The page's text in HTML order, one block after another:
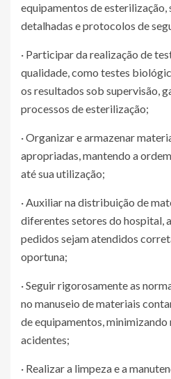
equipamentos de esterilização,
detalhadas e protocolos de
· Participar da realização de
qualidade, como testes
os resultados sob supervisão,
processos de esterilização;
· Organizar e armazenar
apropriadas, mantendo a
até sua utilização;
· Auxiliar na distribuição de
diferentes setores do hospital,
pedidos sejam atendidos
oportuna;
· Seguir rigorosamente as
no manuseio de materiais
de equipamentos,
acidentes;
· Realizar a limpeza e a